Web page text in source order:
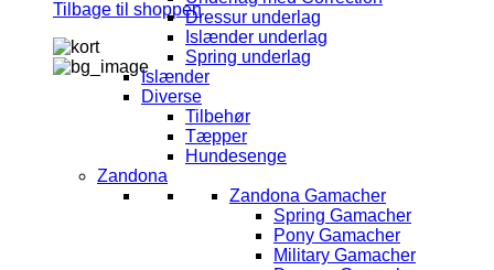
Tilbage til shoppenDressur underlag
Islænder underlag
Spring underlag
Islænder
Diverse
Tilbehør
Tæpper
Hundesenge
Zandona
Zandona Gamacher
Spring Gamacher
Pony Gamacher
Military Gamacher